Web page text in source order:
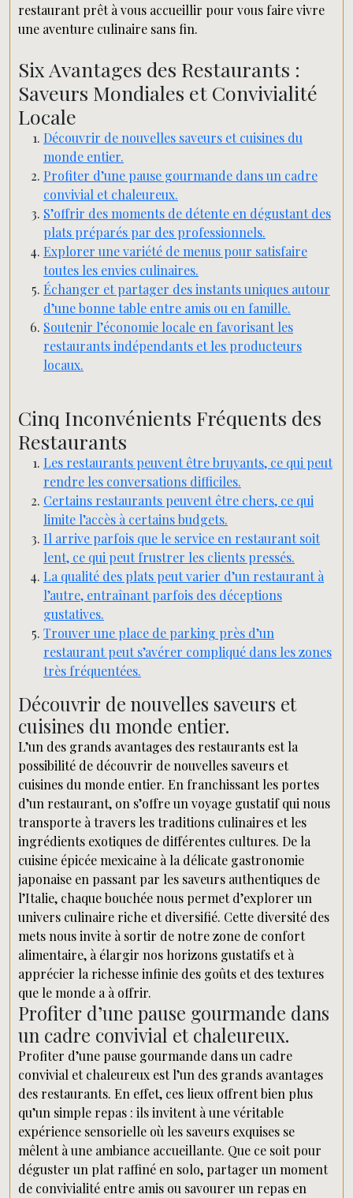
restaurant prêt à vous accueillir pour vous faire vivre
une aventure culinaire sans fin.
Six Avantages des Restaurants :
Saveurs Mondiales et Convivialité
Locale
Découvrir de nouvelles saveurs et cuisines du
monde entier.
Profiter d’une pause gourmande dans un cadre
convivial et chaleureux.
S’offrir des moments de détente en dégustant des
plats préparés par des professionnels.
Explorer une variété de menus pour satisfaire
toutes les envies culinaires.
Échanger et partager des instants uniques autour
d’une bonne table entre amis ou en famille.
Soutenir l’économie locale en favorisant les
restaurants indépendants et les producteurs
locaux.
Cinq Inconvénients Fréquents des
Restaurants
Les restaurants peuvent être bruyants, ce qui peut
rendre les conversations difficiles.
Certains restaurants peuvent être chers, ce qui
limite l’accès à certains budgets.
Il arrive parfois que le service en restaurant soit
lent, ce qui peut frustrer les clients pressés.
La qualité des plats peut varier d’un restaurant à
l’autre, entraînant parfois des déceptions
gustatives.
Trouver une place de parking près d’un
restaurant peut s’avérer compliqué dans les zones
très fréquentées.
Découvrir de nouvelles saveurs et
cuisines du monde entier.
L’un des grands avantages des restaurants est la
possibilité de découvrir de nouvelles saveurs et
cuisines du monde entier. En franchissant les portes
d’un restaurant, on s’offre un voyage gustatif qui nous
transporte à travers les traditions culinaires et les
ingrédients exotiques de différentes cultures. De la
cuisine épicée mexicaine à la délicate gastronomie
japonaise en passant par les saveurs authentiques de
l’Italie, chaque bouchée nous permet d’explorer un
univers culinaire riche et diversifié. Cette diversité des
mets nous invite à sortir de notre zone de confort
alimentaire, à élargir nos horizons gustatifs et à
apprécier la richesse infinie des goûts et des textures
que le monde a à offrir.
Profiter d’une pause gourmande dans
un cadre convivial et chaleureux.
Profiter d’une pause gourmande dans un cadre
convivial et chaleureux est l’un des grands avantages
des restaurants. En effet, ces lieux offrent bien plus
qu’un simple repas : ils invitent à une véritable
expérience sensorielle où les saveurs exquises se
mêlent à une ambiance accueillante. Que ce soit pour
déguster un plat raffiné en solo, partager un moment
de convivialité entre amis ou savourer un repas en